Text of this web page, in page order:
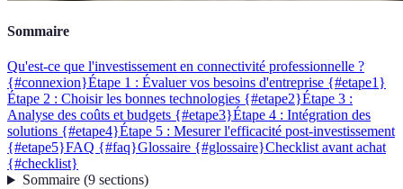
Sommaire
Qu'est-ce que l'investissement en connectivité professionnelle ?
{#connexion}Étape 1 : Évaluer vos besoins d'entreprise {#etape1}
Étape 2 : Choisir les bonnes technologies {#etape2}Étape 3 :
Analyse des coûts et budgets {#etape3}Étape 4 : Intégration des
solutions {#etape4}Étape 5 : Mesurer l'efficacité post-investissement
{#etape5}FAQ {#faq}Glossaire {#glossaire}Checklist avant achat
{#checklist}
Sommaire(9 sections)